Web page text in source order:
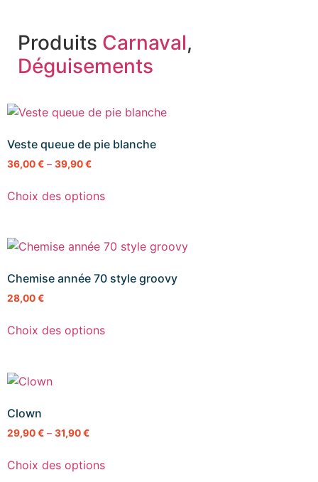
Produits Carnaval,
Déguisements
Veste queue de pie blanche
36,00€ – 39,90€
Choix des options
Chemise année 70 style groovy
28,00€
Choix des options
Clown
29,90€ – 31,90€
Choix des options